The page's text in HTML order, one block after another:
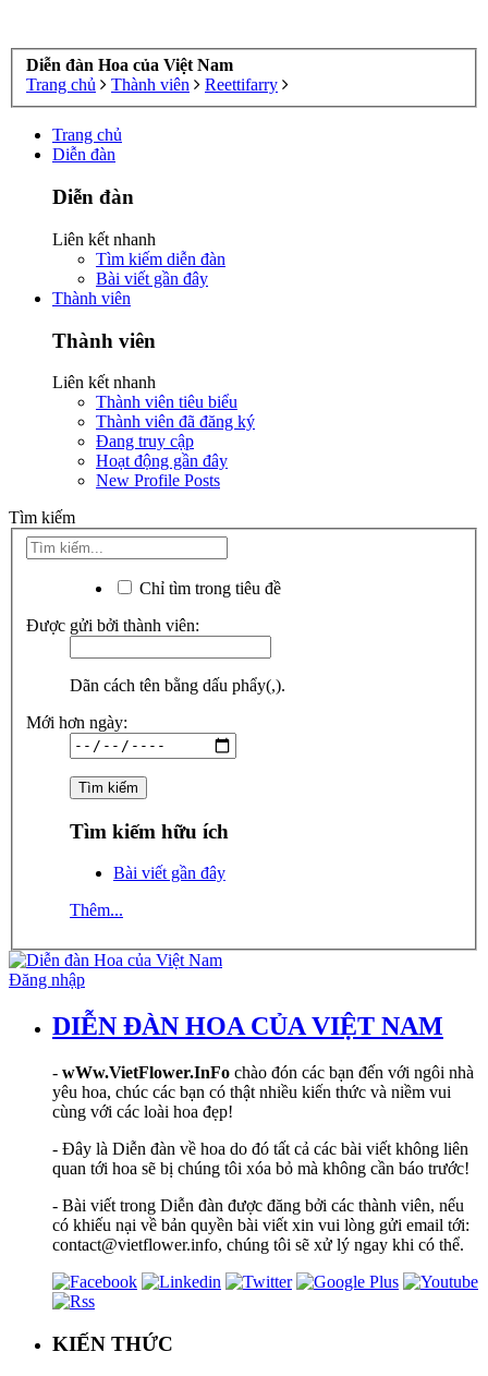
Diễn đàn Hoa của Việt Nam
Trang chủ
Thành viên Reettifarry
Trang chủ
Diễn đàn
Diễn đàn
Liên kết nhanh
Tìm kiếm diễn đàn
Bài viết gần đây
Thành viên
Thành viên
Liên kết nhanh
Thành viên tiêu biểu
Thành viên đã đăng ký
Đang truy cập
Hoạt động gần đây
New Profile Posts
Tìm kiếm
Chỉ tìm trong tiêu đề
Được gửi bởi thành viên:
Dãn cách tên bằng dấu phẩy(,).
Mới hơn ngày:
Tìm kiếm hữu ích
Bài viết gần đây
Thêm...
Đăng nhập
DIỄN ĐÀN HOA CỦA VIỆT NAM
- wWw.VietFlower.InFo chào đón các bạn đến với ngôi nhà
yêu hoa, chúc các bạn có thật nhiều kiến thức và niềm vui
cùng với các loài hoa đẹp!
- Đây là Diễn đàn về hoa do đó tất cả các bài viết không liên
quan tới hoa sẽ bị chúng tôi xóa bỏ mà không cần báo trước!
- Bài viết trong Diễn đàn được đăng bởi các thành viên, nếu
có khiếu nại về bản quyền bài viết xin vui lòng gửi email tới:
contact@vietflower.info, chúng tôi sẽ xử lý ngay khi có thể.
KIẾN THỨC